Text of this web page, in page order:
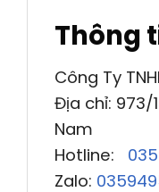
Thông
Công Ty
Địa chỉ: 973/
Nam
Hotline:
Zalo: